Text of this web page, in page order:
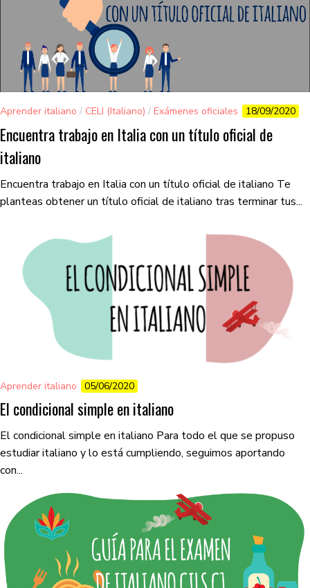
Aprender italiano / CELI (Italiano) / Exámenes oficiales 18/09/2020
Encuentra trabajo en Italia con un título oficial de
italiano
Encuentra trabajo en Italia con un título oficial de italiano Te
planteas obtener un título oficial de italiano tras terminar tus...
Aprender italiano 05/06/2020
El condicional simple en italiano
El condicional simple en italiano Para todo el que se propuso
estudiar italiano y lo está cumpliendo, seguimos aportando
con...